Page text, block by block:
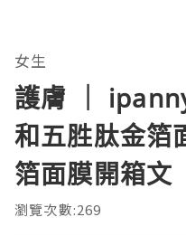
女生
護膚 ｜
和五胜肽金箔
箔面膜開箱文
瀏覽次數:269